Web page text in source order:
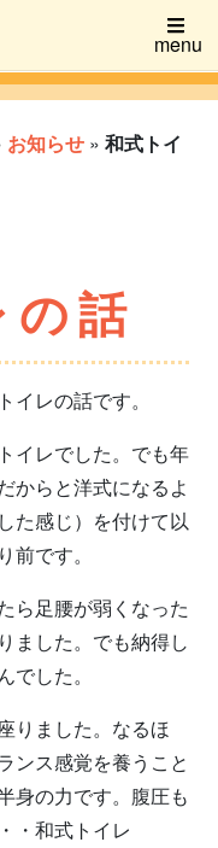
menu
お知らせ » 和式トイ
話
レの話です。
イレでした。でも年
からと洋式になるよ
た感じ）を付けて以
です。
ら足腰が弱くなった
ました。でも納得し
した。
りました。なるほ
ンス感覚を養うこと
身の力です。腹圧も
・和式トイレ